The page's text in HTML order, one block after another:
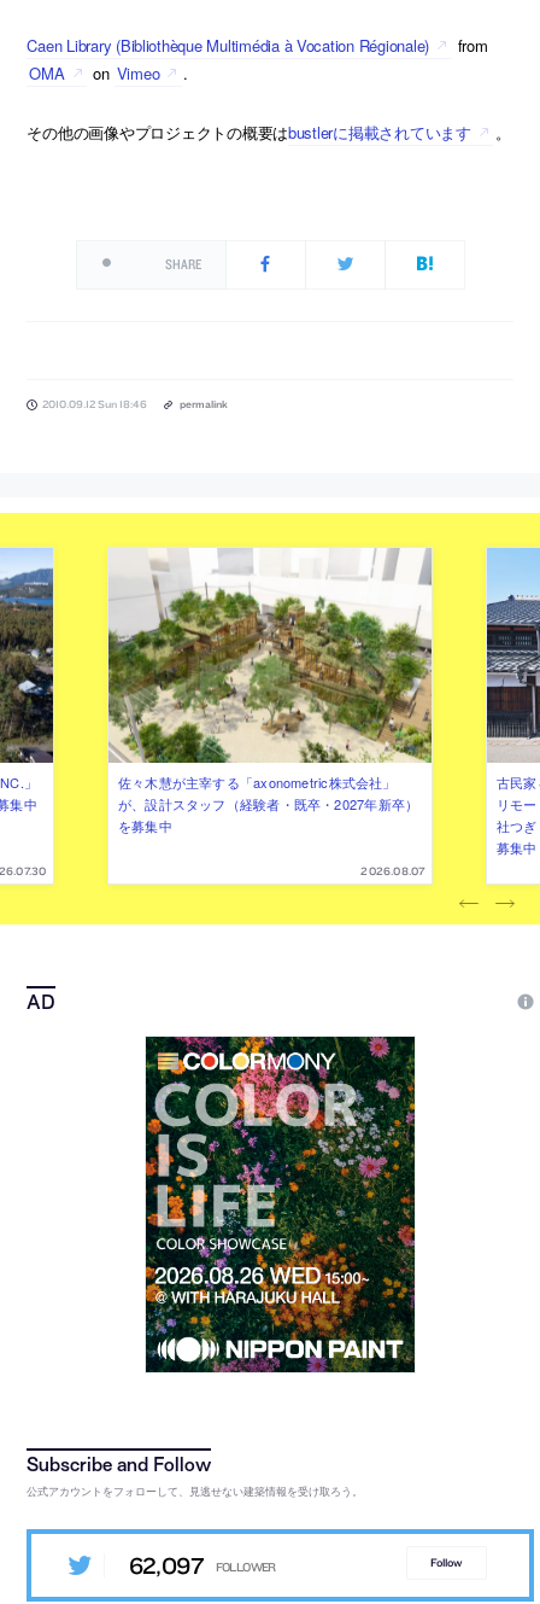
Caen Library (Bibliothèque Multimédia à Vocation Régionale)
from
OMA
on Vimeo .
その他の画像やプロジェクトの概要はbustlerに掲載されています 。
SHARE
2010.09.12 Sun 18:46 permalink
」
集中
佐々木慧が主宰する「axonometric株式会社」
が、設計スタッフ（経験者・既卒・2027年新卒）
を募集中
2026.08.07
古民
リモ
社つ
募集中
公式アカウントをフォローして、見逃せない建築情報を受け取ろう。
62,097 Follow